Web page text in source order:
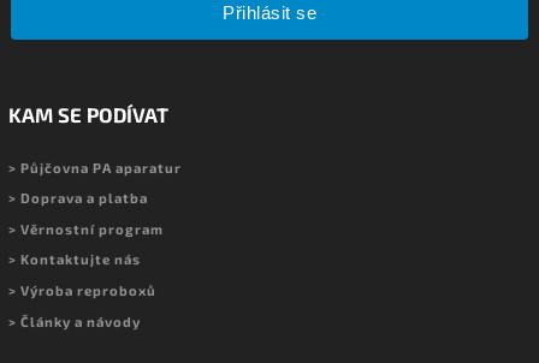
Přihlásit se
KAM SE PODÍVAT
> Půjčovna PA aparatur
> Doprava a platba
> Věrnostní program
> Kontaktujte nás
> Výroba reproboxů
> Články a návody